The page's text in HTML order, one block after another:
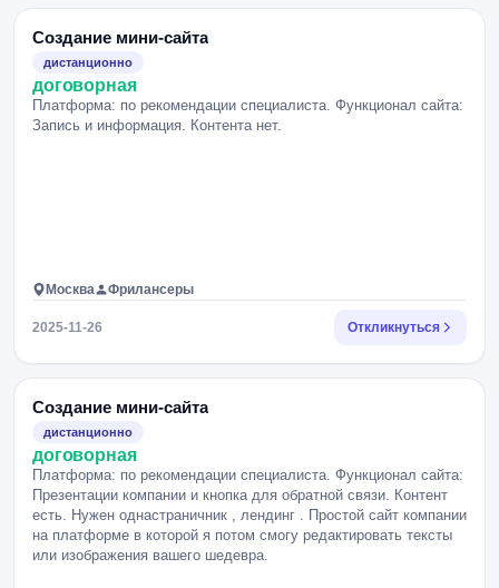
Создание мини-сайта
дистанционно
договорная
Платформа: по рекомендации специалиста. Функционал сайта:
Запись и информация. Контента нет.
Москва Фрилансеры
2025-11-26 Откликнуться
Создание мини-сайта
дистанционно
договорная
Платформа: по рекомендации специалиста. Функционал сайта:
Презентации компании и кнопка для обратной связи. Контент
есть. Нужен однастраничник , лендинг . Простой сайт компании
на платформе в которой я потом смогу редактировать тексты
или изображения вашего шедевра.